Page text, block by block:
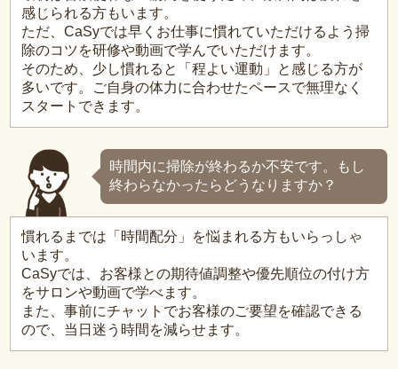
感じられる方もいます。
ただ、CaSyでは早くお仕事に慣れていただけるよう掃
除のコツを研修や動画で学んでいただけます。
そのため、少し慣れると「程よい運動」と感じる方が
多いです。ご自身の体力に合わせたペースで無理なく
スタートできます。
時間内に掃除が終わるか不安です。もし
終わらなかったらどうなりますか？
慣れるまでは「時間配分」を悩まれる方もいらっしゃ
います。
CaSyでは、お客様との期待値調整や優先順位の付け方
をサロンや動画で学べます。
また、事前にチャットでお客様のご要望を確認できる
ので、当日迷う時間を減らせます。